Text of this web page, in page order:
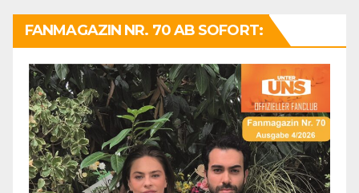
FANMAGAZIN NR. 70 AB SOFORT: